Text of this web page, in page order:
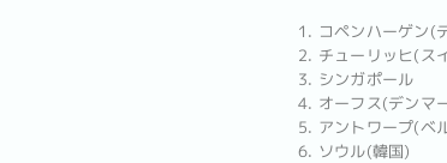
1. コペンハーゲン(
2. チューリッヒ(ス
3. シンガポール
4. オーフス(デンマ
5. アントワープ(ベ
6. ソウル(韓国)